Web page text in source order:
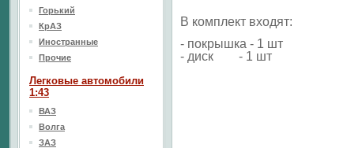
В комплект входят:
- покрышка - 1 шт
- диск - 1 шт
Горький
КрАЗ
Иностранные
Прочие
Легковые автомобили
1:43
ВАЗ
Волга
ЗАЗ